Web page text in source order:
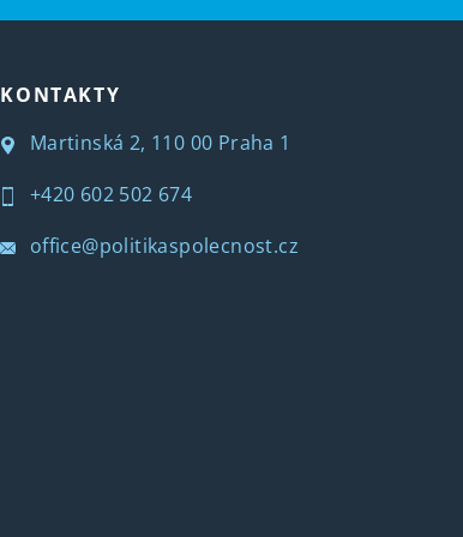
KONTAKTY
Martinská 2, 110 00 Praha 1
+420 602 502 674
office@politikaspolecnost.cz